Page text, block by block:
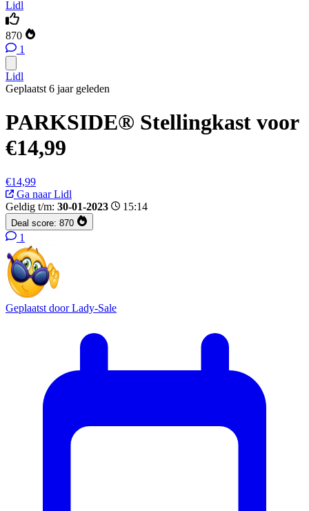
Lidl
870
1
Lidl
Geplaatst 6 jaar geleden
PARKSIDE® Stellingkast voor
€14,99
€14,99
Ga naar Lidl
Geldig t/m: 30-01-2023 15:14
Deal score: 870
1
Geplaatst doorLady-Sale